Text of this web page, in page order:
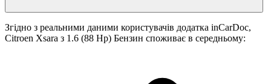
Згідно з реальними даними користувачів додатка inCarDoc,
Citroen Xsara з 1.6 (88 Hp) Бензин споживає в середньому: